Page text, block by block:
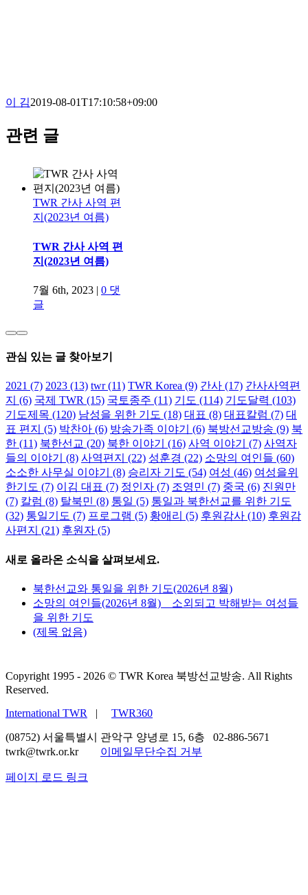
이 김2019-08-01T17:10:58+09:00
관련 글
TWR 간사 사역 편
지(2023년 여름)
TWR 간사 사역 편
지(2023년 여름)
7월 6th, 2023 | 0 댓
글
월)
사역편지(2023년 2
월)
2월 27th, 2023 | 0 댓
글
TWR 간사 사역 편
지(2022년 여름)
TWR 간사 사역 편
글
TWR 간사 사역 편
TWR 간사 사역 편
지(2022년 봄)
글
TWR 간사 사역 편
관심 있는 글 찾아보기
2021 (7) 2023 (13) twr(11) TWR Korea (9) 간사 (17) 간사사역편
지 (6) 국제 TWR (15) 국토종주 (11) 기도 (114) 기도달력 (103)
기도제목 (120) 남성을 위한 기도 (18) 대표 (8) 대표칼럼 (7) 대
표 편지 (5) 박찬아 (6) 방송가족 이야기 (6) 북방선교방송 (9) 북
한 (11) 북한선교 (20) 북한 이야기 (16) 사역 이야기 (7) 사역자
들의 이야기
(8) 사역편지 (22) 성훈경 (22) 소망의 여인들 (60)
소소한 사무실 이야기
(8) 승리자 기도 (54) 여성 (46) 여성을위
한기도 (7) 이김 대표 (7) 정인자 (7) 조영민 (7) 중국 (6) 진원만
(7) 칼럼 (8) 탈북민 (8) 통일 (5) 통일과 북한선교를 위한 기도
(32) 통일기도 (7) 프로그램 (5) 황애리 (5) 후원감사 (10) 후원감
사편지 (21) 후원자 (5)
새로 올라온 소식을 살펴보세요.
북한선교와 통일을 위한 기도(2026년 8월)
소망의 여인들(2026년 8월) _ 소외되고 박해받는 여성들
을 위한 기도
(제목 없음)
Copyright 1995 - 2026 © TWR Korea 북방선교방송. All Rights
Reserved.
International TWR
| TWR360
(08752) 서울특별시 관악구 양녕로 15, 6층 02-886-5671
twrk@twrk.or.kr 이메일무단수집 거부
페이지 로드 링크